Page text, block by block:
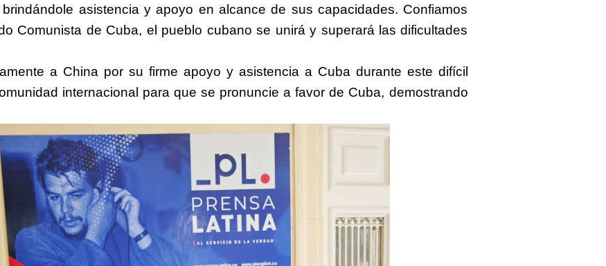
asistencia y apoyo en alcance de sus capacidades. Confiamos
Comunista de Cuba, el pueblo cubano se unirá y superará las dificultades
a China por su firme apoyo y asistencia a Cuba durante este difícil
internacional para que se pronuncie a favor de Cuba, demostrando